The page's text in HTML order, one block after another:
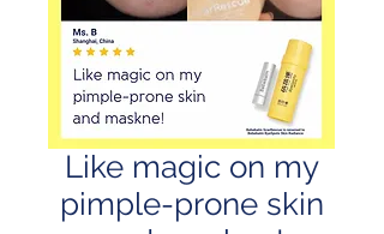
Like magic on my
pimple-prone skin